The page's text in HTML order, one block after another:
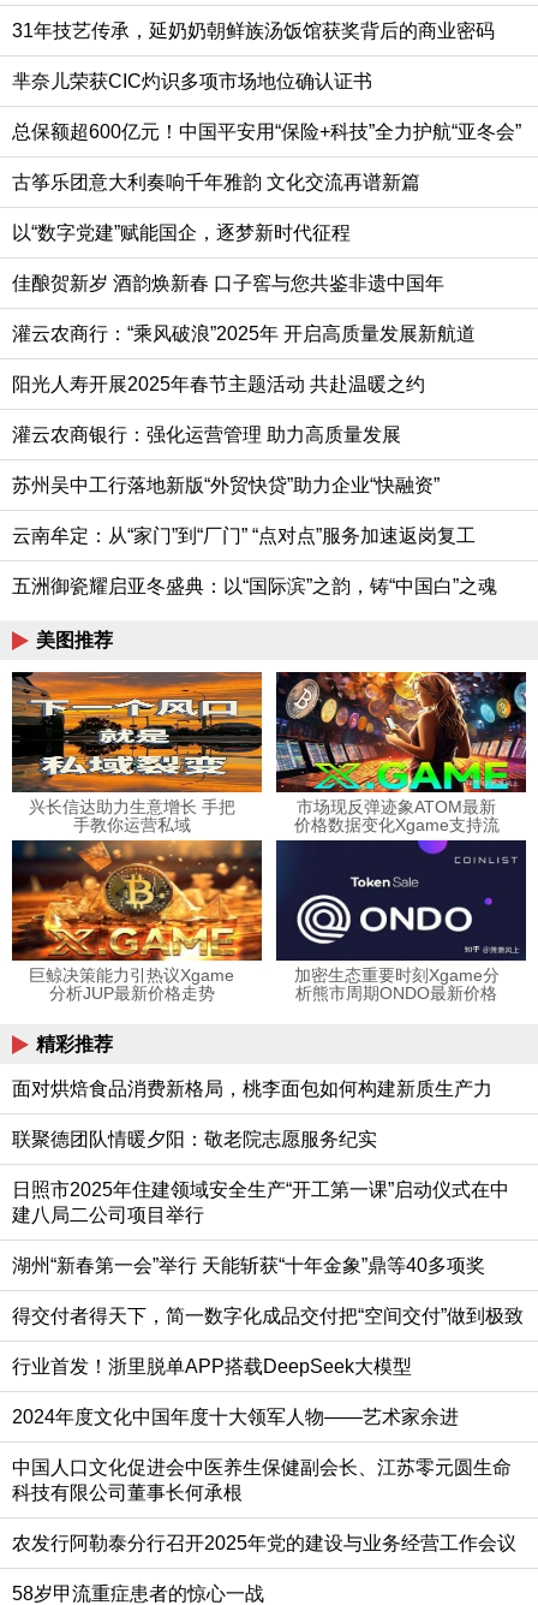
31年技艺传承，延奶奶朝鲜族汤饭馆获奖背后的商业密码
芈奈儿荣获CIC灼识多项市场地位确认证书
总保额超600亿元！中国平安用“保险+科技”全力护航“亚冬会”
古筝乐团意大利奏响千年雅韵 文化交流再谱新篇
以“数字党建”赋能国企，逐梦新时代征程
佳酿贺新岁 酒韵焕新春 口子窖与您共鉴非遗中国年
灌云农商行：“乘风破浪”2025年 开启高质量发展新航道
阳光人寿开展2025年春节主题活动 共赴温暖之约
灌云农商银行：强化运营管理 助力高质量发展
苏州吴中工行落地新版“外贸快贷”助力企业“快融资”
云南牟定：从“家门”到“厂门” “点对点”服务加速返岗复工
五洲御瓷耀启亚冬盛典：以“国际滨”之韵，铸“中国白”之魂
美图推荐
兴长信达助力生意增长 手把
手教你运营私域
市场现反弹迹象ATOM最新
价格数据变化Xgame支持流
动性
巨鲸决策能力引热议Xgame
分析JUP最新价格走势
加密生态重要时刻Xgame分
析熊市周期ONDO最新价格
精彩推荐
面对烘焙食品消费新格局，桃李面包如何构建新质生产力
联聚德团队情暖夕阳：敬老院志愿服务纪实
日照市2025年住建领域安全生产“开工第一课”启动仪式在中
建八局二公司项目举行
湖州“新春第一会”举行 天能斩获“十年金象”鼎等40多项奖
得交付者得天下，简一数字化成品交付把“空间交付”做到极致
行业首发！浙里脱单APP搭载DeepSeek大模型
2024年度文化中国年度十大领军人物——艺术家余进
中国人口文化促进会中医养生保健副会长、江苏零元圆生命
科技有限公司董事长何承根
农发行阿勒泰分行召开2025年党的建设与业务经营工作会议
58岁甲流重症患者的惊心一战